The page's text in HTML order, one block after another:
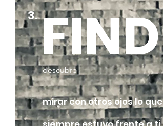
FIND
3.
descubre
mirar con otros ojos lo que